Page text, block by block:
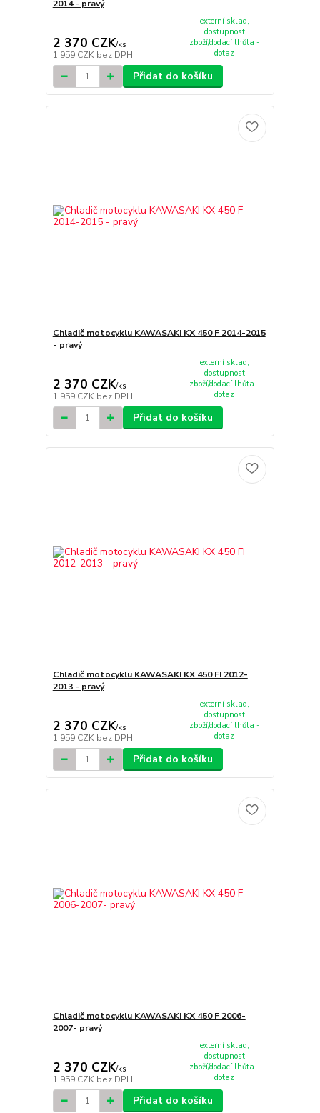
2014 - pravý
2 370 CZK/ks
1 959 CZK bez DPH
externí sklad,
dostupnost
zboží/dodací lhůta -
dotaz
Přidat do košíku
Chladič motocyklu KAWASAKI KX 450 F 2014-2015
- pravý
2 370 CZK/ks
1 959 CZK bez DPH
externí sklad,
dostupnost
zboží/dodací lhůta -
dotaz
Přidat do košíku
Chladič motocyklu KAWASAKI KX 450 FI 2012-
2013 - pravý
2 370 CZK/ks
1 959 CZK bez DPH
externí sklad,
dostupnost
zboží/dodací lhůta -
dotaz
Přidat do košíku
Chladič motocyklu KAWASAKI KX 450 F 2006-
2007- pravý
2 370 CZK/ks
1 959 CZK bez DPH
externí sklad,
dostupnost
zboží/dodací lhůta -
dotaz
Přidat do košíku